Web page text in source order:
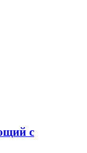
с